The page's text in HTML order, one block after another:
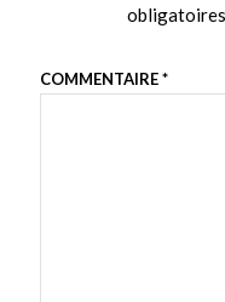
COMMENTAIRE*